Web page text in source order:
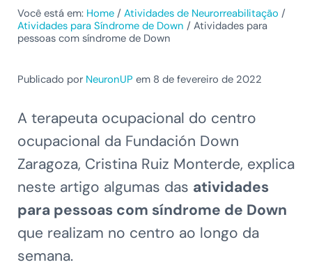
Você está em: Home / Atividades de Neurorreabilitação /
Atividades para Síndrome de Down / Atividades para
pessoas com síndrome de Down
Publicado por NeuronUP em 8 de fevereiro de 2022
A terapeuta ocupacional do centro
ocupacional da Fundación Down
Zaragoza, Cristina Ruiz Monterde, explica
neste artigo algumas das atividades
para pessoas com síndrome de Down
que realizam no centro ao longo da
semana.